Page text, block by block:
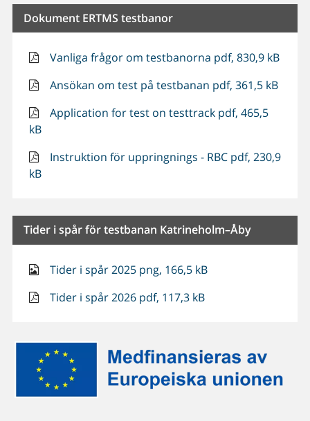
Dokument ERTMS testbanor
Vanliga frågor om testbanorna pdf, 830,9 kB
Ansökan om test på testbanan pdf, 361,5 kB
Application for test on testtrack pdf, 465,5
kB
Instruktion för uppringnings - RBC pdf, 230,9
kB
Tider i spår för testbanan Katrineholm–Åby
Tider i spår 2025 png, 166,5 kB
Tider i spår 2026 pdf, 117,3 kB